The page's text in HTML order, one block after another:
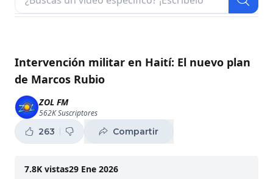
NOTICIAS
SHORTS
PODCAST
ZOL TV
Intervención militar en Haití: El nuevo plan
de Marcos Rubio
ZOL FM
562KSuscriptores
263 Compartir
7.8K vistas29 Ene 2026